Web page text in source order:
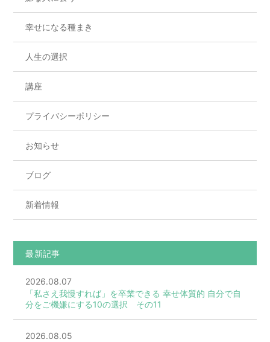
幸せになる種まき
人生の選択
講座
プライバシーポリシー
お知らせ
ブログ
新着情報
最新記事
2026.08.07
「私さえ我慢すれば」を卒業できる 幸せ体質的 自分で自
分をご機嫌にする10の選択 その11
2026.08.05